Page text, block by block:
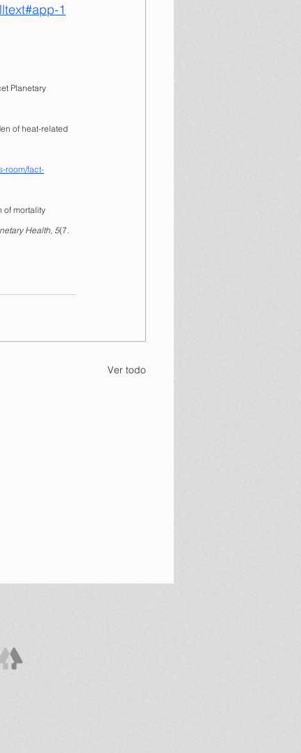
1
Planetary
of heat-related
room/fact-
of mortality
Health, 5(7.
Ver todo